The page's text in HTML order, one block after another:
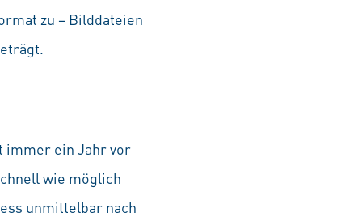
zu − Bilddateien
immer ein Jahr vor
wie möglich
unmittelbar nach